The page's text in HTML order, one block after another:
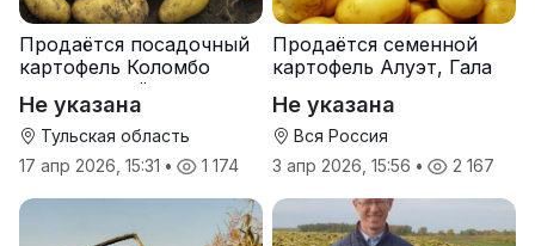
Продаётся посадочный
картофель Коломбо
оптом от трёх тонн
Не указана
Тульская область
17 апр 2026, 15:31 • 1 174
Продаётся семенной
картофель Алуэт, Гала
Не указана
Вся Россия
3 апр 2026, 15:56 • 2 167